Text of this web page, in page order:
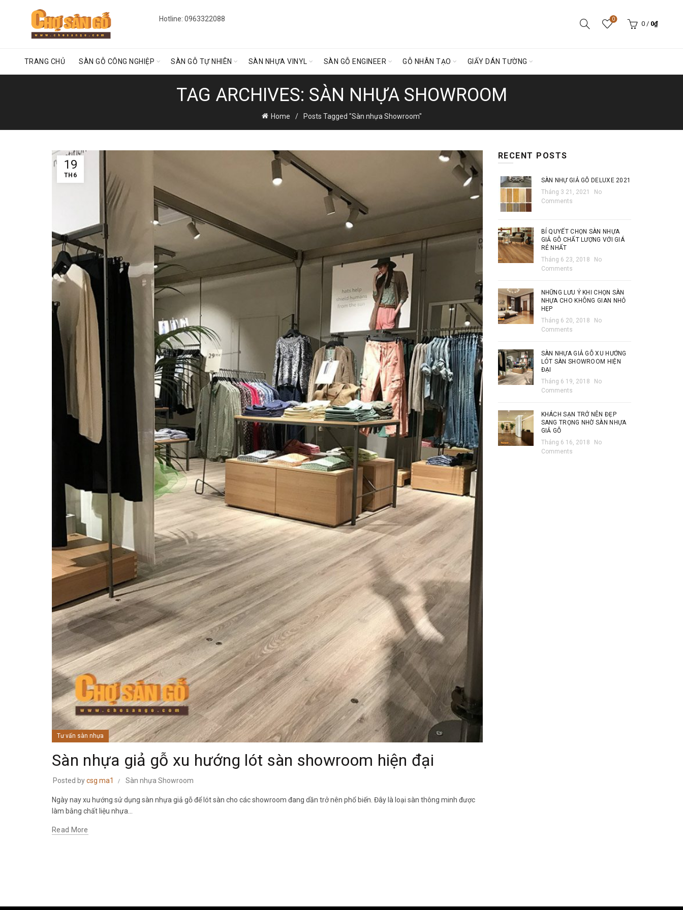
Hotline: 0963322088 0
0 / 0₫
TRANG CHỦ SÀN GỖ CÔNG NGHIỆP SÀN GỖ TỰ NHIÊN SÀN NHỰA VINYL SÀN GỖ ENGINEER GỖ NHÂN TẠO GIẤY DÁN TƯỜNG
TAG ARCHIVES: SÀN NHỰA SHOWROOM
Home Posts Tagged "Sàn nhựa Showroom"
19
TH6
Tư vấn sàn nhựa
Sàn nhựa giả gỗ xu hướng lót sàn showroom hiện đại
Posted bycsg ma1 Sàn nhựa Showroom
Ngày nay xu hướng sử dụng sàn nhựa giả gỗ để lót sàn cho các showroom đang dần trở nên phổ biến. Đây là loại sàn thông minh được
làm bằng chất liệu nhựa...
Read More
RECENT POSTS
SÀN NHỰ GIẢ GỖ DELUXE 2021
Tháng 3 21, 2021
No
Comments
BÍ QUYẾT CHỌN SÀN NHỰA
GIẢ GỖ CHẤT LƯỢNG VỚI GIÁ
RẺ NHẤT
Tháng 6 23, 2018
No
Comments
NHỮNG LƯU Ý KHI CHỌN SÀN
NHỰA CHO KHÔNG GIAN NHỎ
HẸP
Tháng 6 20, 2018
No
Comments
SÀN NHỰA GIẢ GỖ XU HƯỚNG
LÓT SÀN SHOWROOM HIỆN
ĐẠI
Tháng 6 19, 2018
No
Comments
KHÁCH SẠN TRỞ NÊN ĐẸP
SANG TRỌNG NHỜ SÀN NHỰA
GIẢ GỖ
Tháng 6 16, 2018
No
Comments